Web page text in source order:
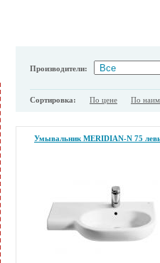
Производители:
Сортировка: По цене По
Умывальник MERIDIAN-N 75